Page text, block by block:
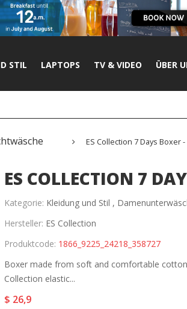
STIL LAPTOPS TV & VIDEO ÜBER
ES Collection 7 Days Boxer -
ES COLLECTION 7
Kategorie: Kleidung und Stil ,
Hersteller: ES Collection
Produktcode: 1866_9225_24218_358727
Boxer made from soft and comfortable
Collection elastic...
$ 26,9